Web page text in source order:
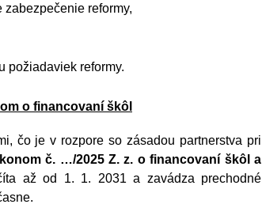
reformy,
požiadaviek reformy.
o financovaní škôl
čo je v rozpore so zásadou partnerstva pri
č. …/2025 Z. z. o financovaní škôl a
až od 1. 1. 2031 a zavádza prechodné